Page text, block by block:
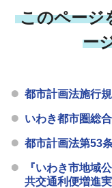
このページ
ー
都市計画法施行
いわき都市圏総
都市計画法第53
『いわき市地域
共交通利便増進